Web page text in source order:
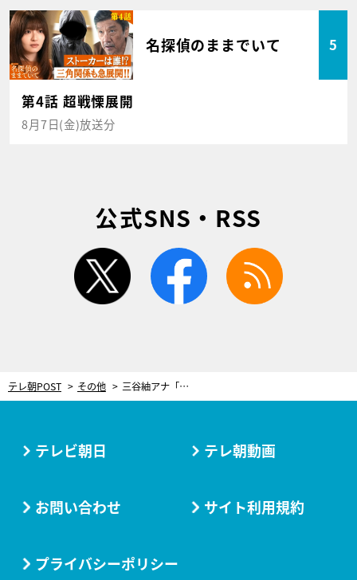
名探偵のままでいて 5
第4話 超戦慄展開
8月7日(金)放送分
公式SNS・RSS
twitter facebook
テレ朝POST その他 三谷紬アナ「楽しく汗をかこうと思います！」女性アナが大集合、8時間の生配信に挑戦
テレビ朝日 テレ朝動画
お問い合わせ サイト利用規約
プライバシーポリシー